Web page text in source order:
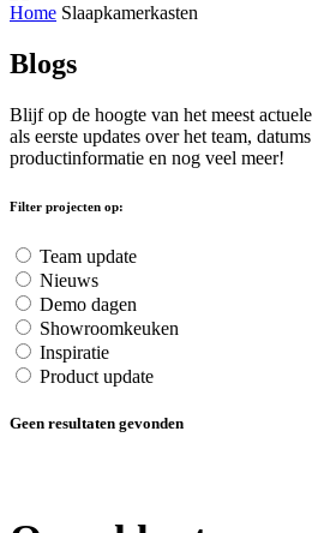
Home Slaapkamerkasten
Blogs
Blijf op de hoogte van het meest
als eerste updates over het team,
productinformatie en nog veel meer!
Filter projecten op:
Team update
Nieuws
Demo dagen
Showroomkeuken
Inspiratie
Product update
Geen resultaten gevonden